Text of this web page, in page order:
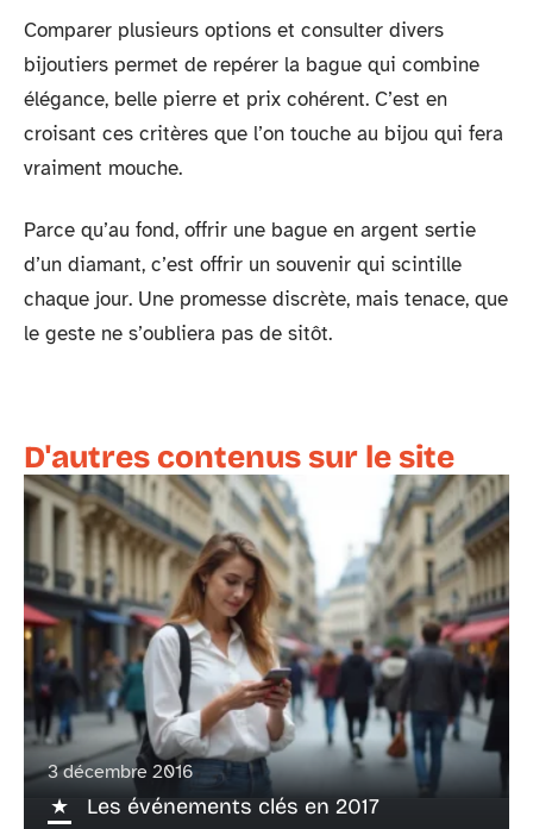
Comparer plusieurs options et consulter divers
bijoutiers permet de repérer la bague qui combine
élégance, belle pierre et prix cohérent. C’est en
croisant ces critères que l’on touche au bijou qui fera
vraiment mouche.
Parce qu’au fond, offrir une bague en argent sertie
d’un diamant, c’est offrir un souvenir qui scintille
chaque jour. Une promesse discrète, mais tenace, que
le geste ne s’oubliera pas de sitôt.
D'autres contenus sur le site
3 décembre 2016
Les événements clés en 2017